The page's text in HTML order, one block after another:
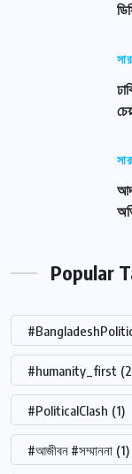
Popular
#humanity_first
#PoliticalClash (1)
#আজীবন #সম্মাননা (1)